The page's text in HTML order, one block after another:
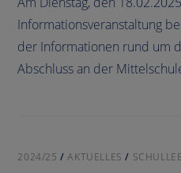
Informationsveranstaltung
der Informationen rund um
Abschluss an der
2024/25 /AKTUELLES /